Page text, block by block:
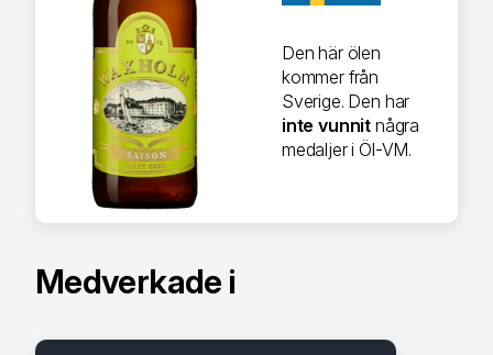
Den här ölen
kommer från
Sverige. Den har
inte vunnit några
medaljer i Öl-VM.
Medverkade i